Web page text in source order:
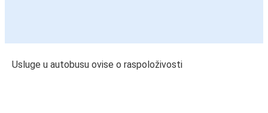
Usluge u autobusu ovise o raspoloživosti